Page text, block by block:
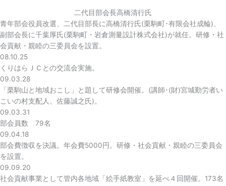
二代目部会長高橋清行氏
青年部会役員改選、二代目部長に高橋清行氏(栗駒町･有限会社成輪)、
副部会長に千葉厚氏(栗駒町・岩倉測量設計株式会社)が就任。研修・社
会貢献・親睦の三委員会を設置。
08.10.25
くりはらＪＣとの交流会実施。
09.03.28
「栗駒山と地域おこし」と題して研修会開催。(講師･(財)宮城勤労者い
こいの村支配人、佐藤誠之氏)。
09.03.31
部会員数 79名
09.04.18
部会費徴収を決議。年会費5000円。研修・社会貢献・親睦の三委員会
を設置。
09.09.20
社会貢献事業として管内各地域「絵手紙教室」を延べ４回開催。173名